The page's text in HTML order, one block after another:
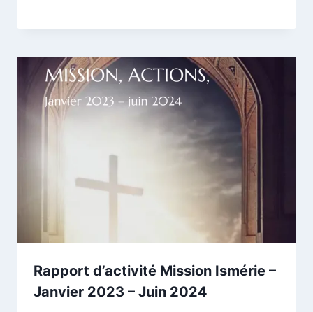
Rapport d’activité Mission Ismérie –
Janvier 2023 – Juin 2024